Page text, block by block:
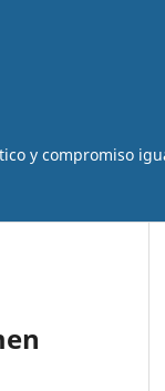
y compromiso